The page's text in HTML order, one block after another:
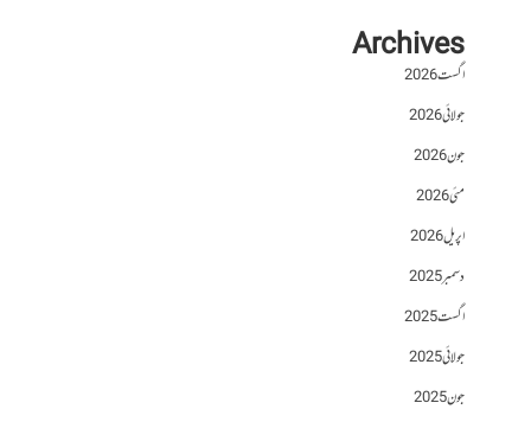
Archives
اگست 2026
جولائی 2026
جون 2026
مئی 2026
اپریل 2026
دسمبر 2025
اگست 2025
جولائی 2025
جون 2025